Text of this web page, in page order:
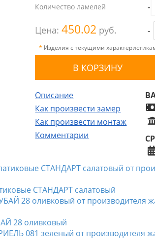
Количество ламелей -
Цена:450.02 руб. -
* Изделия с текущими
Описание
Как произвести замер
Как произвести монтаж
Комментарии
СТАНДАРТ салатовый
28 оливковый